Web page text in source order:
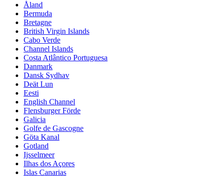
Åland
Bermuda
Bretagne
British Virgin Islands
Cabo Verde
Channel Islands
Costa Atlântico Portuguesa
Danmark
Dansk Sydhav
Deät Lun
Eesti
English Channel
Flensburger Förde
Galicia
Golfe de Gascogne
Göta Kanal
Gotland
Ijsselmeer
Ilhas dos Açores
Islas Canarias